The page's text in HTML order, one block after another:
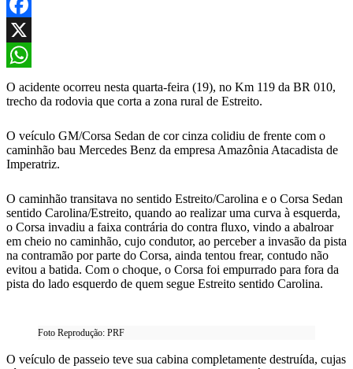
Facebook
X
WhatsApp
O acidente ocorreu nesta quarta-feira (19), no Km 119 da BR 010,
trecho da rodovia que corta a zona rural de Estreito.
O veículo GM/Corsa Sedan de cor cinza colidiu de frente com o
caminhão bau Mercedes Benz da empresa Amazônia Atacadista de
Imperatriz.
O caminhão transitava no sentido Estreito/Carolina e o Corsa Sedan
sentido Carolina/Estreito, quando ao realizar uma curva à esquerda,
o Corsa invadiu a faixa contrária do contra fluxo, vindo a abalroar
em cheio no caminhão, cujo condutor, ao perceber a invasão da pista
na contramão por parte do Corsa, ainda tentou frear, contudo não
evitou a batida. Com o choque, o Corsa foi empurrado para fora da
pista do lado esquerdo de quem segue Estreito sentido Carolina.
Foto Reprodução: PRF
O veículo de passeio teve sua cabina completamente destruída, cujas